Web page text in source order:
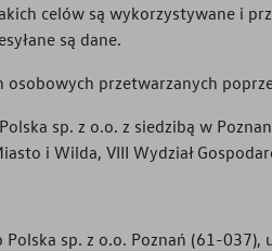
celów są wykorzystywane i
są dane.
przetwarzanych
sp. z o.o. z siedzibą w
i Wilda, VIII Wydział
sp. z o.o. Poznań (61-037),